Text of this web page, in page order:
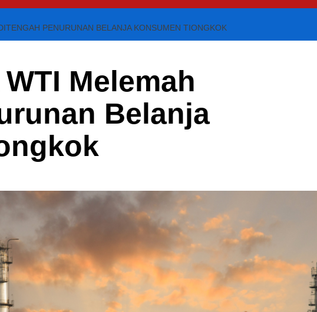
PENURUNAN BELANJA KONSUMEN TIONGKOK
Melemah
Belanja